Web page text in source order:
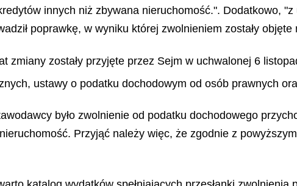
innych niż zbywana nieruchomość.". Dodatkowo,
poprawkę, w wyniku której zwolnieniem zostały
zmiany zostały przyjęte przez Sejm w uchwalonej 6
ustawy o podatku dochodowym od osób prawnych
było zwolnienie od podatku dochodowego
Przyjąć należy więc, że zgodnie z